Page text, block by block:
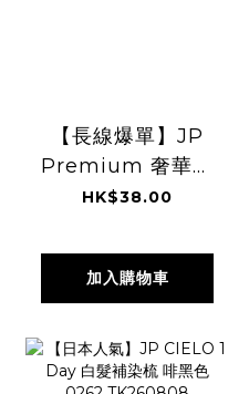
【長線爆單】JP
Premium 奢華升
級版 美味棒 雙倍芝
TK260808
HK$38.00
加入購物車